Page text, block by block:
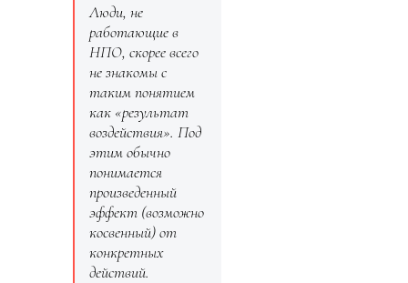
Люди, не
работающие в
НПО, скорее всего
не знакомы с
таким понятием
как «результат
воздействия». Под
этим обычно
понимается
произведенный
эффект (возможно
косвенный) от
конкретных
действий.